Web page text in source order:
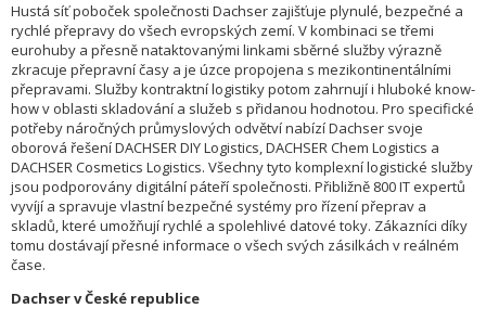
Hustá síť poboček společnosti Dachser zajišťuje plynulé, bezpečné a
rychlé přepravy do všech evropských zemí. V kombinaci se třemi
eurohuby a přesně nataktovanými linkami sběrné služby výrazně
zkracuje přepravní časy a je úzce propojena s mezikontinentálními
přepravami. Služby kontraktní logistiky potom zahrnují i hluboké know-
how v oblasti skladování a služeb s přidanou hodnotou. Pro specifické
potřeby náročných průmyslových odvětví nabízí Dachser svoje
oborová řešení DACHSER DIY Logistics, DACHSER Chem Logistics a
DACHSER Cosmetics Logistics. Všechny tyto komplexní logistické služby
jsou podporovány digitální páteří společnosti. Přibližně 800 IT expertů
vyvíjí a spravuje vlastní bezpečné systémy pro řízení přeprav a
skladů, které umožňují rychlé a spolehlivé datové toky. Zákazníci díky
tomu dostávají přesné informace o všech svých zásilkách v reálném
čase.
Dachser v České republice